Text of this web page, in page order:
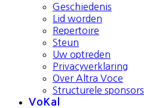
Geschiedenis
Lid worden
Repertoire
Steun
Uw optreden
Privacyverklaring
Over Altra Voce
Structurele sponsors
VoKal